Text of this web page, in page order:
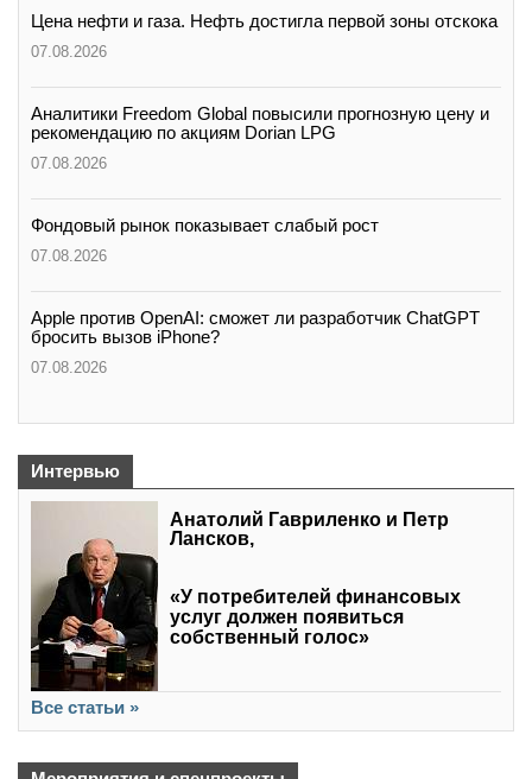
Цена нефти и газа. Нефть достигла первой зоны отскока
07.08.2026
Аналитики Freedom Global повысили прогнозную цену и
рекомендацию по акциям Dorian LPG
07.08.2026
Фондовый рынок показывает слабый рост
07.08.2026
Apple против OpenAI: сможет ли разработчик ChatGPT
бросить вызов iPhone?
07.08.2026
Интервью
Анатолий Гавриленко и Петр
Лансков,
«У потребителей финансовых
услуг должен появиться
собственный голос»
Все статьи »